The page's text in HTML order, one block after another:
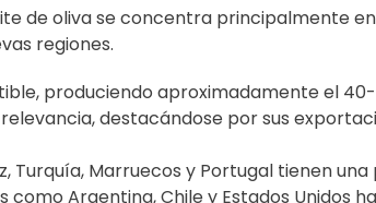
de oliva se concentra principalmente
regiones.
produciendo aproximadamente el
relevancia, destacándose por sus
Turquía, Marruecos y Portugal tienen
como Argentina, Chile y Estados Unidos